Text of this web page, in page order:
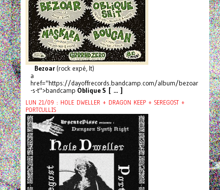
Bezoar(rock expé, It)
a
href="https://dayoffrecords.bandcamp.com/album/bezoar
-s-t">bandcamp Oblique S [ ... ]
LUN 21/09 : HOLE DWELLER + DRAGON KEEP + SEREGOST +
PORTCULLIS